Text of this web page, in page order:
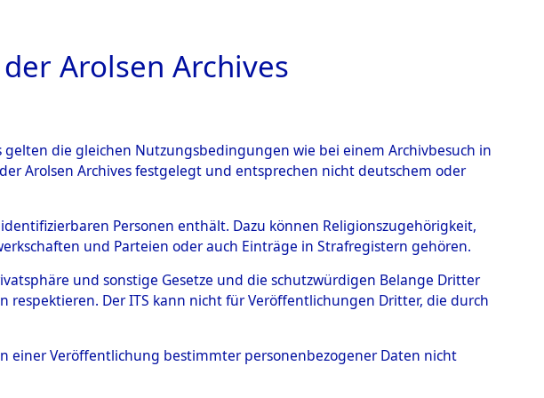
BILD
den Konzentrationslagern
Dora, Dachau, Buchenwald
→0002 (84612496)→
Arolsen Archives
gelten die gleichen Nutzungsbedingungen wie bei einem Archivbesuch in
Arolsen Archives festgelegt und entsprechen nicht deutschem oder
Personen enthält. Dazu können Religionszugehörigkeit,
und Parteien oder auch Einträge in Strafregistern gehören.
und sonstige Gesetze und die schutzwürdigen Belange Dritter
Der ITS kann nicht für Veröffentlichungen Dritter, die durch
einer Veröffentlichung bestimmter personenbezogener Daten nicht